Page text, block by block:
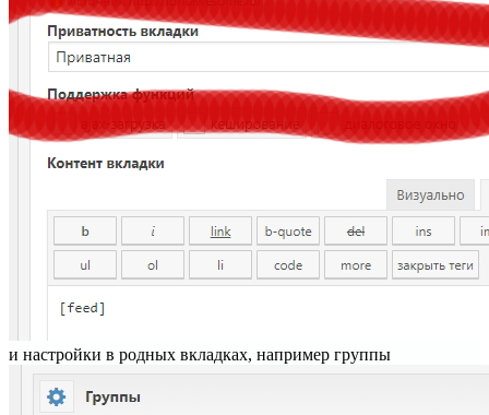
и настройки в родных вкладках, например группы